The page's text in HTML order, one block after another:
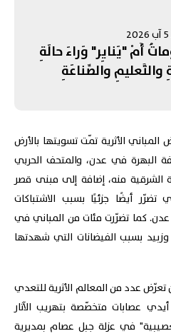
أَمْ "يَنايِر" وَراءَ حالَةِ
والتَّعليمِ والصِّناعَةِ
المباني الأثرية تمّت تسويتها بالأرض
البهرة في عدن، والمتحف الحربي
الشرقية منه، إضافة إلى مبنى قصر
أيضًا جزئيًا بسبب الاشتباكات
كما تضرّرت مئات من المباني في
بسبب الفيضانات التي شهدتها
عدد من المعالم الأثرية للتعدي
عصابات متخصّصة بتهريب الآثار
في عزلة جبل عصام بمديرية